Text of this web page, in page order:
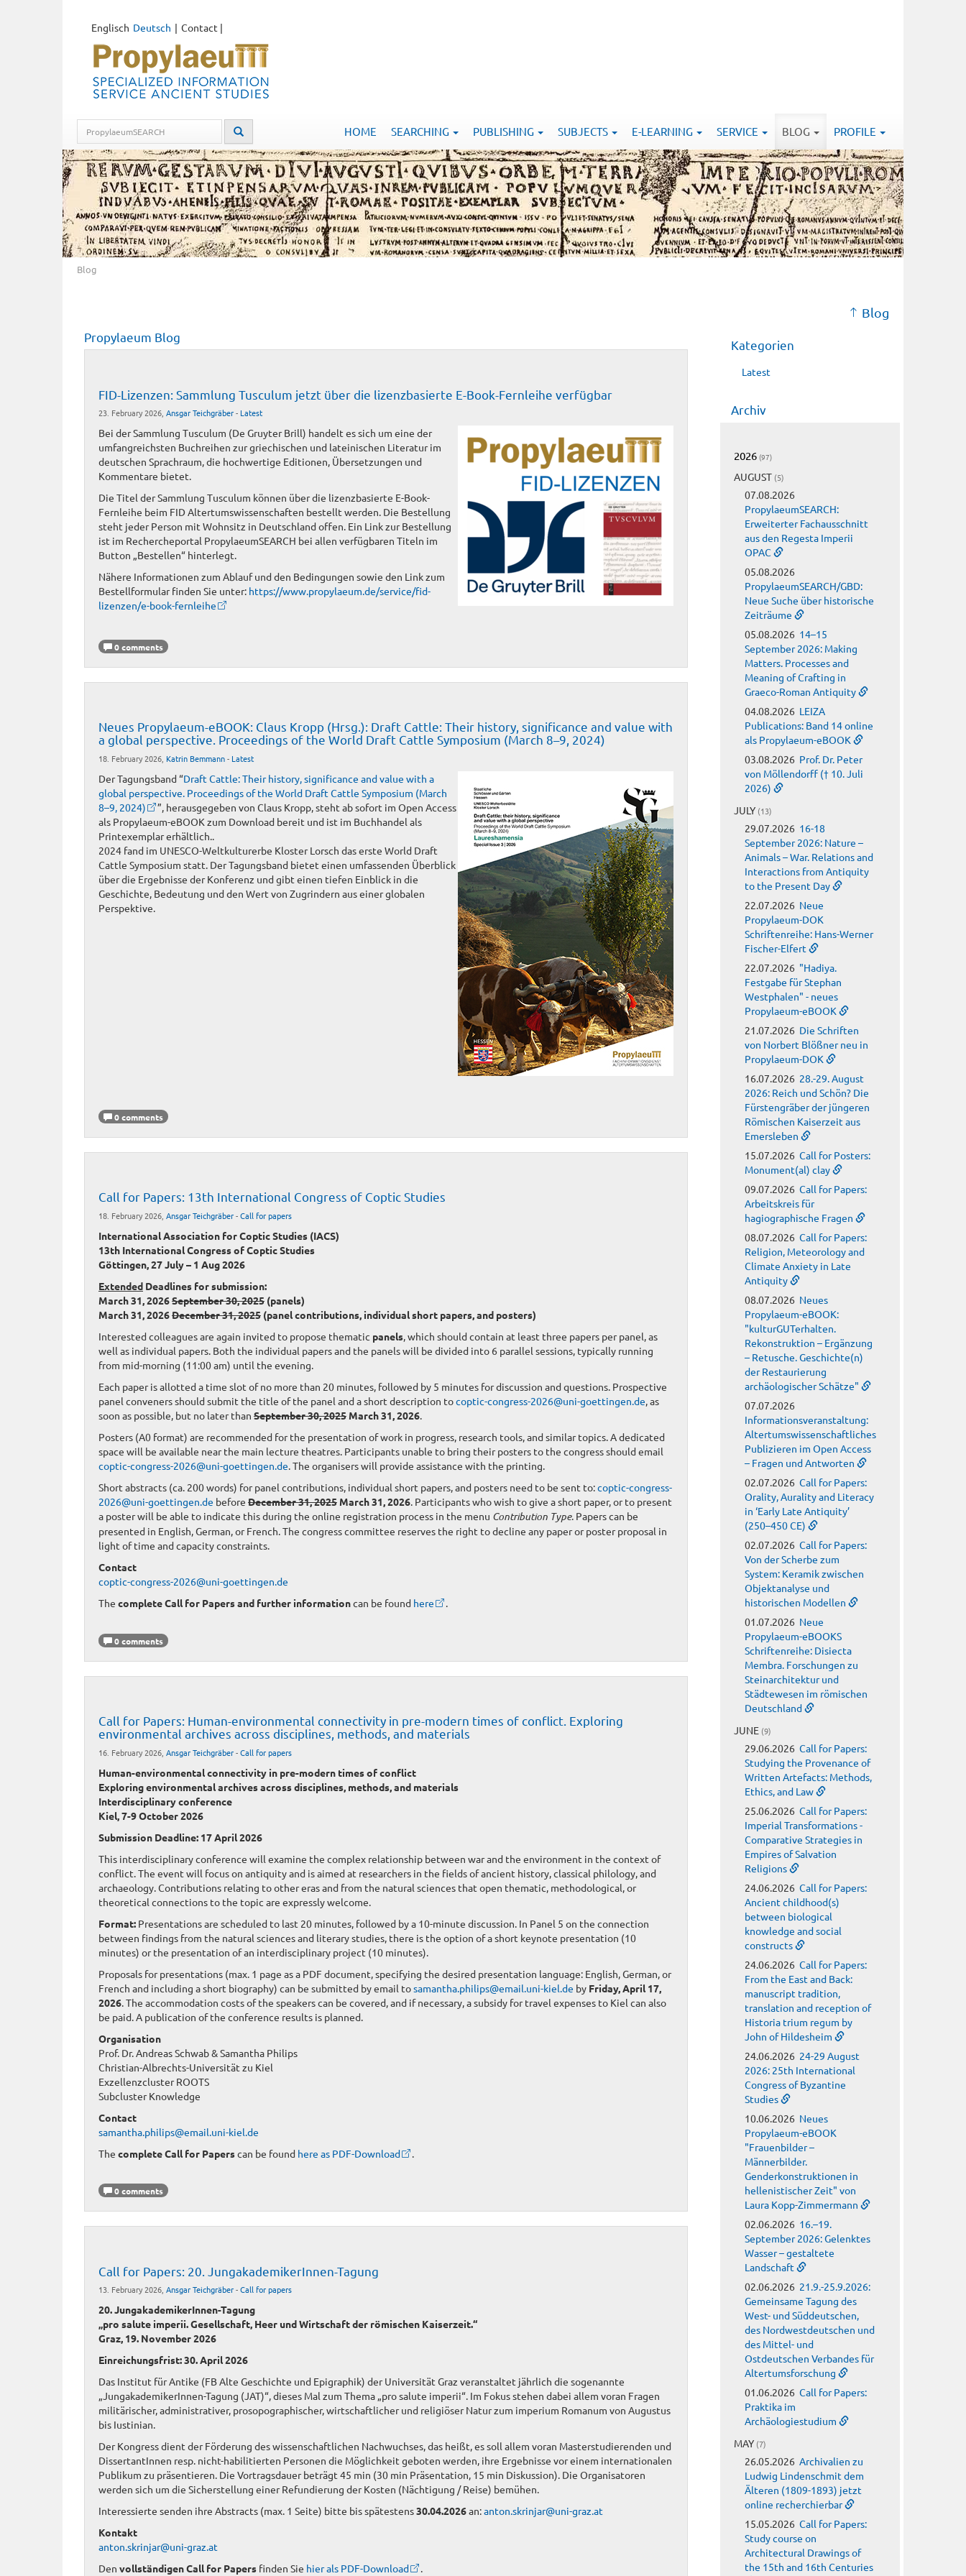
Deutsch
Englisch Contact |
HOME SEARCHING PUBLISHING SUBJECTS E-LEARNING SERVICE BLOG PROFILE
Blog
Propylaeum Blog
FID-Lizenzen: Sammlung Tusculum jetzt über die lizenzbasierte E-Book-Fernleihe verfügbar
23. February 2026, Ansgar Teichgräber- Latest
Bei der Sammlung Tusculum (De Gruyter Brill) handelt es sich um eine der
umfangreichsten Buchreihen zur griechischen und lateinischen Literatur im
deutschen Sprachraum, die hochwertige Editionen, Übersetzungen und
Kommentare bietet.
Die Titel der Sammlung Tusculum können über die lizenzbasierte E-Book-
Fernleihe beim FID Altertumswissenschaften bestellt werden. Die Bestellung
steht jeder Person mit Wohnsitz in Deutschland offen. Ein Link zur Bestellung
ist im Rechercheportal PropylaeumSEARCH bei allen verfügbaren Titeln im
Button „Bestellen“ hinterlegt.
Nähere Informationen zum Ablauf und den Bedingungen sowie den Link zum
Bestellformular finden Sie unter: https://www.propylaeum.de/service/fid-
lizenzen/e-book-fernleihe
0 comments
Neues Propylaeum-eBOOK: Claus Kropp (Hrsg.): Draft Cattle: Their history, significance and value with
a global perspective. Proceedings of the World Draft Cattle Symposium (March 8–9, 2024)
18. February 2026, Katrin Bemmann- Latest
Der Tagungsband “Draft Cattle: Their history, significance and value with a
global perspective. Proceedings of the World Draft Cattle Symposium (March
8–9, 2024)
”, herausgegeben von Claus Kropp, steht ab sofort im Open Access
als Propylaeum-eBOOK zum Download bereit und ist im Buchhandel als
Printexemplar erhältlich..
2024 fand im UNESCO-Weltkulturerbe Kloster Lorsch das erste World Draft
Cattle Symposium statt. Der Tagungsband bietet einen umfassenden Überblick
über die Ergebnisse der Konferenz und gibt einen tiefen Einblick in die
Geschichte, Bedeutung und den Wert von Zugrindern aus einer globalen
Perspektive.
0 comments
Call for Papers: 13th International Congress of Coptic Studies
18. February 2026, Ansgar Teichgräber-Call for papers
International Association for Coptic Studies (IACS)
13th International Congress of Coptic Studies
Göttingen, 27 July – 1 Aug 2026
Extended Deadlines for submission:
March 31, 2026September 30, 2025 (panels)
March 31, 2026December 31, 2025 (panel contributions, individual short papers, and posters)
Interested colleagues are again invited to propose thematic panels, which should contain at least three papers per panel, as
well as individual papers. Both the individual papers and the panels will be divided into 6 parallel sessions, typically running
from mid-morning (11:00 am) until the evening.
Each paper is allotted a time slot of no more than 20 minutes, followed by 5 minutes for discussion and questions. Prospective
panel conveners should submit the title of the panel and a short description tocoptic-congress-2026@uni-goettingen.de, as
soon as possible, but no later than September 30, 2025 March 31, 2026.
Posters (A0 format) are recommended for the presentation of work in progress, research tools, and similar topics. A dedicated
space will be available near the main lecture theatres. Participants unable to bring their posters to the congress should email
coptic-congress-2026@uni-goettingen.de. The organisers will provide assistance with the printing.
Short abstracts (ca. 200 words) for panel contributions, individual short papers, and posters need to be sent to:coptic-congress-
2026@uni-goettingen.de before December 31, 2025 March 31, 2026. Participants who wish to give a short paper, or to present
a poster will be able to indicate this during the online registration process in the menu Contribution Type. Papers can be
presented in English, German, or French. The congress committee reserves the right to decline any paper or poster proposal in
light of time and capacity constraints.
Contact
coptic-congress-2026@uni-goettingen.de
The complete Call for Papers and further informationcan be found here .
0 comments
Call for Papers: Human-environmental connectivity in pre-modern times of conflict. Exploring
environmental archives across disciplines, methods, and materials
16. February 2026, Ansgar Teichgräber-Call for papers
Human-environmental connectivity in pre-modern times of conflict
Exploring environmental archives across disciplines, methods, and materials
Interdisciplinary conference
Kiel, 7-9 October 2026
Submission Deadline: 17 April 2026
This interdisciplinary conference will examine the complex relationship between war and the environment in the context of
conflict. The event will focus on antiquity and is aimed at researchers in the fields of ancient history, classical philology, and
archaeology. Contributions relating to other eras and from the natural sciences that open thematic, methodological, or
theoretical connections to the topic are expressly welcome.
Format: Presentations are scheduled to last 20 minutes, followed by a 10-minute discussion. In Panel 5 on the connection
between findings from the natural sciences and literary studies, there is the option of a short keynote presentation (10
minutes) or the presentation of an interdisciplinary project (10 minutes).
Proposals for presentations (max. 1 page as a PDF document, specifying the desired presentation language: English, German, or
French and including a short biography) can be submitted by email tosamantha.philips@email.uni-kiel.de by Friday, April 17,
2026 . The accommodation costs of the speakers can be covered, and if necessary, a subsidy for travel expenses to Kiel can also
be paid. A publication of the conference results is planned.
Organisation
Prof. Dr. Andreas Schwab & Samantha Philips
Christian-Albrechts-Universität zu Kiel
Exzellenzcluster ROOTS
Subcluster Knowledge
Contact
samantha.philips@email.uni-kiel.de
The complete Call for Paperscan be found here as PDF-Download
0 comments
Call for Papers: 20. JungakademikerInnen-Tagung
13. February 2026, Ansgar Teichgräber-Call for papers
20. JungakademikerInnen-Tagung
„pro salute imperii. Gesellschaft, Heer und Wirtschaft der römischen Kaiserzeit.“
Graz, 19. November 2026
Einreichungsfrist: 30. April 2026
Das Institut für Antike (FB Alte Geschichte und Epigraphik) der Universität Graz veranstaltet jährlich die sogenannte
„JungakademikerInnen-Tagung (JAT)“, dieses Mal zum Thema „pro salute imperii“. Im Fokus stehen dabei allem voran Fragen
militärischer, administrativer, prosopographischer, wirtschaftlicher und religiöser Natur zum imperium Romanum von Augustus
bis Iustinian.
Der Kongress dient der Förderung des wissenschaftlichen Nachwuchses, das heißt, es soll allem voran Masterstudierenden und
DissertantInnen resp. nicht-habilitierten Personen die Möglichkeit geboten werden, ihre Ergebnisse vor einem internationalen
Publikum zu präsentieren. Die Vortragsdauer beträgt 45 min (30 min Präsentation, 15 min Diskussion). Die Organisatoren
werden sich um die Sicherstellung einer Refundierung der Kosten (Nächtigung / Reise) bemühen.
Interessierte senden ihre Abstracts (max. 1 Seite) bitte bis spätestens30.04.2026an:anton.skrinjar@uni-graz.at
Kontakt
anton.skrinjar@uni-graz.at
Den vollständigen Call for Papers finden Sie hier als PDF-Download .
Blog
Kategorien
Latest
Archiv
2026 (97)
AUGUST (5)
07.08.2026
PropylaeumSEARCH:
Erweiterter Fachausschnitt
aus den Regesta Imperii
OPAC
05.08.2026
PropylaeumSEARCH/GBD:
Neue Suche über historische
Zeiträume
05.08.2026 14–15
September 2026: Making
Matters. Processes and
Meaning of Crafting in
Graeco-Roman Antiquity
04.08.2026 LEIZA
Publications: Band 14 online
als Propylaeum-eBOOK
03.08.2026 Prof. Dr. Peter
von Möllendorff († 10. Juli
2026)
JULY (13)
29.07.2026 16-18
September 2026: Nature –
Animals – War. Relations and
Interactions from Antiquity
to the Present Day
22.07.2026 Neue
Propylaeum-DOK
Schriftenreihe: Hans-Werner
Fischer-Elfert
22.07.2026 "Hadiya.
Festgabe für Stephan
Westphalen" - neues
Propylaeum-eBOOK
21.07.2026 Die Schriften
von Norbert Blößner neu in
Propylaeum-DOK
16.07.2026 28.-29. August
2026: Reich und Schön? Die
Fürstengräber der jüngeren
Römischen Kaiserzeit aus
Emersleben
15.07.2026 Call for Posters:
Monument(al) clay
09.07.2026 Call for Papers:
Arbeitskreis für
hagiographische Fragen
08.07.2026 Call for Papers:
Religion, Meteorology and
Climate Anxiety in Late
Antiquity
08.07.2026 Neues
Propylaeum-eBOOK:
"kulturGUTerhalten.
Rekonstruktion – Ergänzung
– Retusche. Geschichte(n)
der Restaurierung
archäologischer Schätze"
07.07.2026
Informationsveranstaltung:
Altertumswissenschaftliches
Publizieren im Open Access
– Fragen und Antworten
02.07.2026 Call for Papers:
Orality, Aurality and Literacy
in ‘Early Late Antiquity’
(250–450 CE)
02.07.2026 Call for Papers:
Von der Scherbe zum
System: Keramik zwischen
Objektanalyse und
historischen Modellen
01.07.2026 Neue
Propylaeum-eBOOKS
Schriftenreihe: Disiecta
Membra. Forschungen zu
Steinarchitektur und
Städtewesen im römischen
Deutschland
JUNE (9)
29.06.2026 Call for Papers:
Studying the Provenance of
Written Artefacts: Methods,
Ethics, and Law
25.06.2026 Call for Papers:
Imperial Transformations -
Comparative Strategies in
Empires of Salvation
Religions
24.06.2026 Call for Papers:
Ancient childhood(s)
between biological
knowledge and social
constructs
24.06.2026 Call for Papers:
From the East and Back:
manuscript tradition,
translation and reception of
Historia trium regum by
John of Hildesheim
24.06.2026 24-29 August
2026: 25th International
Congress of Byzantine
Studies
10.06.2026 Neues
Propylaeum-eBOOK
"Frauenbilder –
Männerbilder.
Genderkonstruktionen in
hellenistischer Zeit" von
Laura Kopp-Zimmermann
02.06.2026 16.–19.
September 2026: Gelenktes
Wasser – gestaltete
Landschaft
02.06.2026 21.9.-25.9.2026:
Gemeinsame Tagung des
West- und Süddeutschen,
des Nordwestdeutschen und
des Mittel- und
Ostdeutschen Verbandes für
Altertumsforschung
01.06.2026 Call for Papers:
Praktika im
Archäologiestudium
MAY (7)
26.05.2026 Archivalien zu
Ludwig Lindenschmit dem
Älteren (1809-1893) jetzt
online recherchierbar
15.05.2026 Call for Papers:
Study course on
Architectural Drawings of
the 15th and 16th Centuries